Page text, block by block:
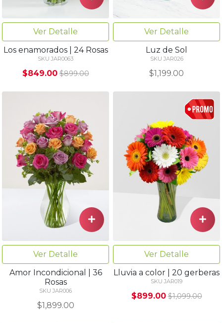
Ver Detalle
Los enamorados | 24 Rosas
SKU JAR0063
$849.00 $899.00
Ver Detalle
Luz de Sol
SKU JAR026
$1,199.00
Ver Detalle
Amor Incondicional | 36
Rosas
SKU JAR006
$1,899.00
Ver Detalle
Lluvia a color | 20 gerberas
SKU JAR019
$899.00 $1,099.00